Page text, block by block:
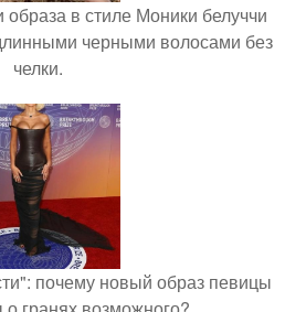
в стиле Моники белуччи
черными волосами без
челки.
почему новый образ певицы